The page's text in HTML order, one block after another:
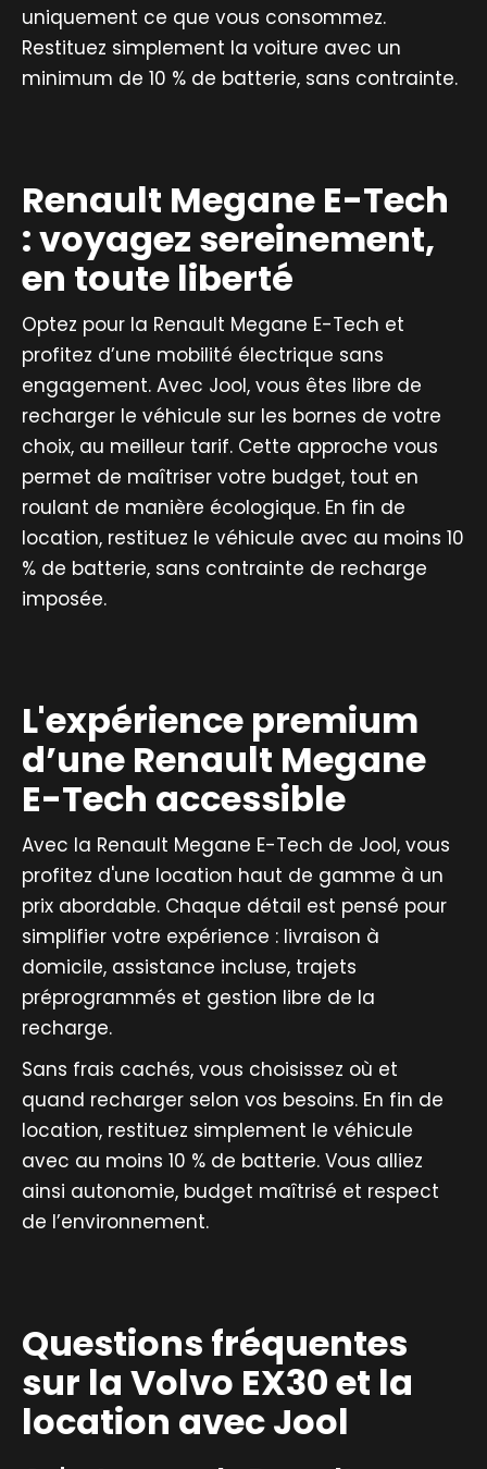
uniquement ce que vous consommez.
Restituez simplement la voiture avec un
minimum de 10 % de batterie, sans contrainte.
Renault Megane E-Tech
: voyagez sereinement,
en toute liberté
Optez pour la Renault Megane E-Tech et
profitez d’une mobilité électrique sans
engagement. Avec Jool, vous êtes libre de
recharger le véhicule sur les bornes de votre
choix, au meilleur tarif. Cette approche vous
permet de maîtriser votre budget, tout en
roulant de manière écologique. En fin de
location, restituez le véhicule avec au moins 10
% de batterie, sans contrainte de recharge
imposée.
L'expérience premium
d’une Renault Megane
E-Tech accessible
Avec la Renault Megane E-Tech de Jool, vous
profitez d'une location haut de gamme à un
prix abordable. Chaque détail est pensé pour
simplifier votre expérience : livraison à
domicile, assistance incluse, trajets
préprogrammés et gestion libre de la
recharge.
Sans frais cachés, vous choisissez où et
quand recharger selon vos besoins. En fin de
location, restituez simplement le véhicule
avec au moins 10 % de batterie. Vous alliez
ainsi autonomie, budget maîtrisé et respect
de l’environnement.
Questions fréquentes
sur la Volvo EX30 et la
location avec Jool